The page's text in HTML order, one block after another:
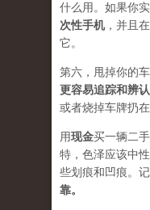
什么用。如果你
次性手机，并且
它。
第六，甩掉你的车
更容易追踪和辨
或者烧掉车牌扔在
用现金买一辆二
特，色泽应该中
些划痕和凹痕。记
靠。